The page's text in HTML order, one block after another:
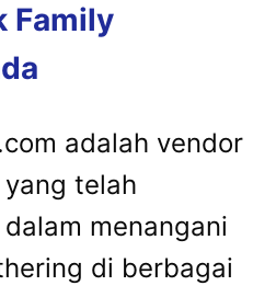
Family
adalah vendor
telah
menangani
di berbagai